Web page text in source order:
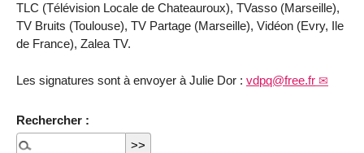
TLC (Télévision Locale de Chateauroux), TVasso (Marseille),
TV Bruits (Toulouse), TV Partage (Marseille), Vidéon (Evry, Ile
de France), Zalea TV.
Les signatures sont à envoyer à Julie Dor : vdpq@free.fr
Rechercher :